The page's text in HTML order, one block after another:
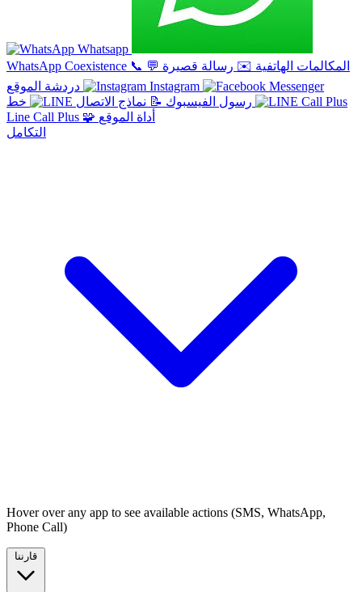
Whatsapp
WhatsApp Coexistence 📞 المكالمات الهاتفية ✉️ رسالة قصيرة 💬
Instagram
رسول الفيسبوك 📝 نماذج الاتصال
Line Call Plus 🧩 أداة الموقع
التكامل
Hover over any app to see available actions (SMS, WhatsApp,
Phone Call)